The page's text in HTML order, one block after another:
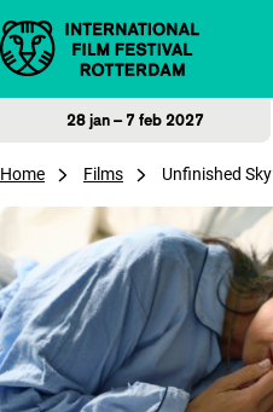
Direct naar inhoud
28 jan – 7 feb 2027
Home Films Unfinished Sky